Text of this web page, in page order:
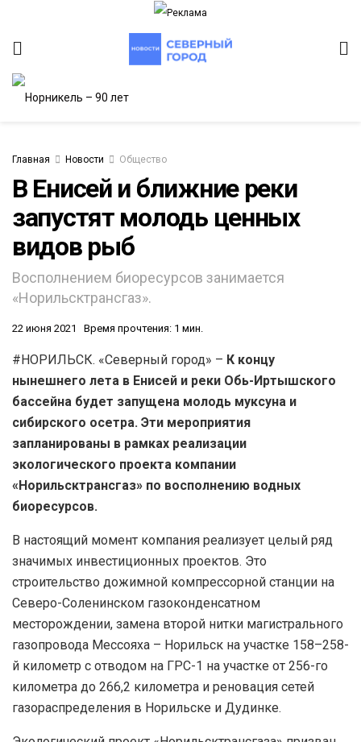
Главная Новости Общество
В Енисей и ближние реки
запустят молодь ценных
видов рыб
Восполнением биоресурсов занимается
«Норильсктрансгаз».
22 июня 2021 Время прочтения: 1 мин.
#НОРИЛЬСК. «Северный город» – К концу
нынешнего лета в Енисей и реки Обь-Иртышского
бассейна будет запущена молодь муксуна и
сибирского осетра. Эти мероприятия
запланированы в рамках реализации
экологического проекта компании
«Норильсктрансгаз» по восполнению водных
биоресурсов.
В настоящий момент компания реализует целый ряд
значимых инвестиционных проектов. Это
строительство дожимной компрессорной станции на
Северо-Соленинском газоконденсатном
месторождении, замена второй нитки магистрального
газопровода Мессояха – Норильск на участке 158–258-
й километр с отводом на ГРС-1 на участке от 256-го
километра до 266,2 километра и реновация сетей
газораспределения в Норильске и Дудинке.